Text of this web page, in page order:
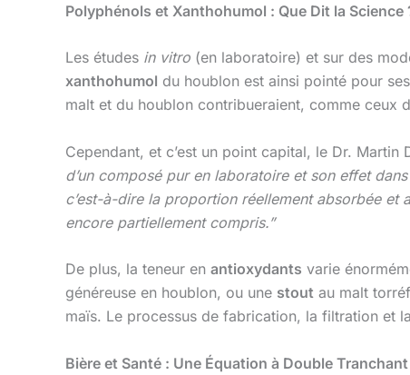
Polyphénols et Xanthohumol : Que Dit la Science
Les études in vitro (en laboratoire) et sur des
xanthohumol du houblon est ainsi pointé pour
malt et du houblon contribueraient, comme ceux
Cependant, et c’est un point capital, le Dr.
d’un composé pur en laboratoire et son effet
c’est-à-dire la proportion réellement absorbée
encore partiellement compris.”
De plus, la teneur en antioxydants varie
généreuse en houblon, ou une stout au malt
maïs. Le processus de fabrication, la filtration et
Bière et Santé : Une Équation à Double Tranchant